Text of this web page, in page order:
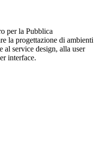
per la Pubblica
la progettazione di ambienti
service design, alla user
interface.